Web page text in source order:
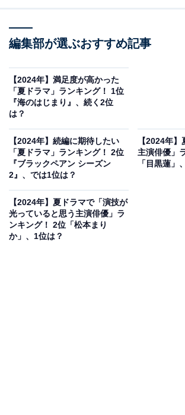
当。杢代和人さんをはじめ、国仲涼子さ
ん、田中美久さん、森香澄さんなどが出
同ドラマは、18歳成人の導入に伴って、
婚できるようになった高校3年生のクラ
までになかった高校生を中心とした学園
です。作品では、「高校生不倫」「
生徒の不倫」とさまざまな形の不倫が取
ロドロの愛憎劇が楽しめそうなドラマと
回答者からは、「高校生の不倫ドラマが
ら楽しみ」（20代女性／宮城県）、「ド
編集部が選ぶおすすめ記事
【2024年】満足度が高かった
「夏ドラマ」ランキング！ 1位
『海のはじまり』、続く2位
は？
【2024年】続編に期待したい
「夏ドラマ」ランキング！ 2位
『ブラックペアン シーズン
2』、では1位は？
【2024年
主演俳優」
「目黒蓮」
【2024年】夏ドラマで「演技が
光っていると思う主演俳優」ラ
ンキング！ 2位「松本まり
か」、1位は？